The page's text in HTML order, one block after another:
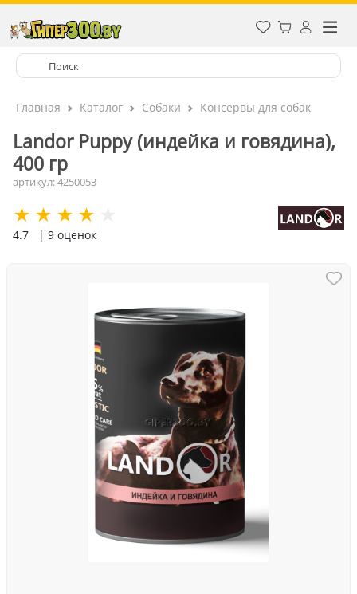
Главная Каталог Собаки Консервы для собак
Landor Puppy (индейка и говядина),
400 гр
артикул: 4250053
4.7 | 9 оценок